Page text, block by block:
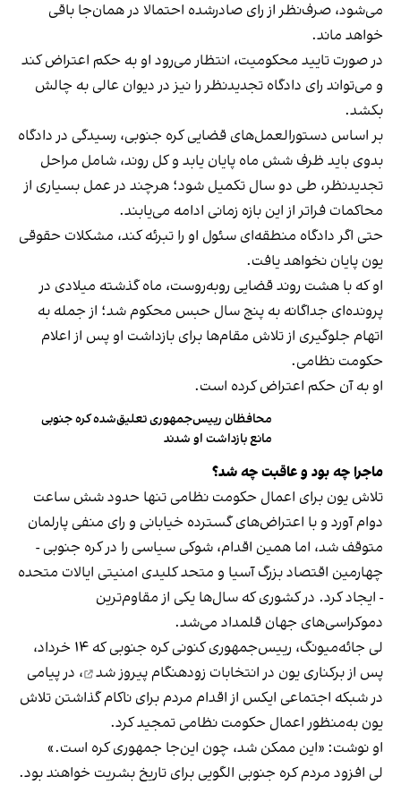
می‌شود، صرف‌نظر از رای صادرشده احتمالا در همان‌جا باقی
خواهد ماند.
در صورت تایید محکومیت، انتظار می‌رود او به حکم اعتراض کند
و می‌تواند رای دادگاه تجدیدنظر را نیز در دیوان عالی به چالش
بکشد.
بر اساس دستورالعمل‌های قضایی کره جنوبی، رسیدگی در دادگاه
بدوی باید ظرف شش ماه پایان یابد و کل روند، شامل مراحل
تجدیدنظر، طی دو سال تکمیل شود؛ هرچند در عمل بسیاری از
محاکمات فراتر از این بازه زمانی ادامه می‌یابند.
حتی اگر دادگاه منطقه‌ای سئول او را تبرئه کند، مشکلات حقوقی
یون پایان نخواهد یافت.
او که با هشت روند قضایی روبه‌روست، ماه گذشته میلادی در
پرونده‌ای جداگانه به پنج سال حبس محکوم شد؛ از جمله به
اتهام جلوگیری از تلاش مقام‌ها برای بازداشت او پس از اعلام
حکومت نظامی.
او به آن حکم اعتراض کرده است.
محافظان رییس‌جمهوری تعلیق‌شده کره جنوبی
مانع بازداشت او شدند
ماجرا چه بود و عاقبت چه شد؟
تلاش یون برای اعمال حکومت نظامی تنها حدود شش ساعت
دوام آورد و با اعتراض‌های گسترده خیابانی و رای منفی پارلمان
متوقف شد، اما همین اقدام، شوکی سیاسی را در کره جنوبی -
چهارمین اقتصاد بزرگ آسیا و متحد کلیدی امنیتی ایالات متحده
- ایجاد کرد. در کشوری که سال‌ها یکی از مقاوم‌ترین
دموکراسی‌های جهان قلمداد می‌شد.
لی جائه‌میونگ، رییس‌جمهوری کنونی کره جنوبی که ۱۴ خرداد‌،
پس از برکناری یون در انتخابات زودهنگام پیروز شد
، در پیامی
در شبکه اجتماعی ایکس از اقدام مردم برای ناکام گذاشتن تلاش
یون به‌منظور اعمال حکومت نظامی تمجید کرد.
او نوشت: «این ممکن شد، چون این‌جا جمهوری کره است.»
لی افزود مردم کره جنوبی الگویی برای تاریخ بشریت خواهند بود.